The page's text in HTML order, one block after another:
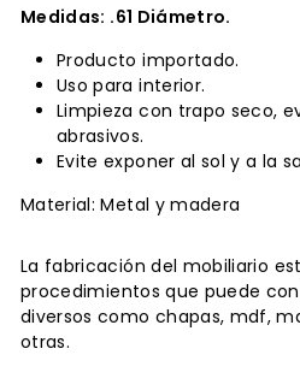
Medidas: .61 Diámetro.
Producto importado.
Uso para interior.
Limpieza con trapo seco,
abrasivos.
Evite exponer al sol y a la
Material: Metal y madera
La fabricación del mobiliario
procedimientos que puede
diversos como chapas, mdf,
otras.